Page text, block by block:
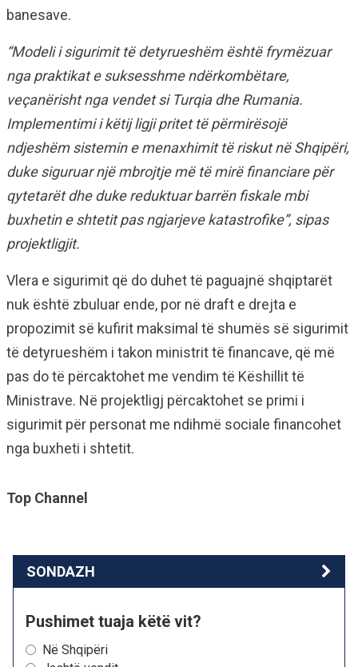
banesave.
“Modeli i sigurimit të detyrueshëm është frymëzuar
nga praktikat e suksesshme ndërkombëtare,
veçanërisht nga vendet si Turqia dhe Rumania.
Implementimi i këtij ligji pritet të përmirësojë
ndjeshëm sistemin e menaxhimit të riskut në Shqipëri,
duke siguruar një mbrojtje më të mirë financiare për
qytetarët dhe duke reduktuar barrën fiskale mbi
buxhetin e shtetit pas ngjarjeve katastrofike”, sipas
projektligjit.
Vlera e sigurimit që do duhet të paguajnë shqiptarët
nuk është zbuluar ende, por në draft e drejta e
propozimit së kufirit maksimal të shumës së sigurimit
të detyrueshëm i takon ministrit të financave, që më
pas do të përcaktohet me vendim të Këshillit të
Ministrave. Në projektligj përcaktohet se primi i
sigurimit për personat me ndihmë sociale financohet
nga buxheti i shtetit.
Top Channel
SONDAZH
Pushimet tuaja këtë vit?
Në Shqipëri